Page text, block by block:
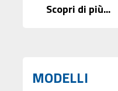
Scopri di più...
MODELLI